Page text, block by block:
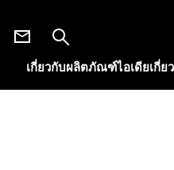
เกี่ยวกับผลิตภัณฑ์ไอเดียเกี่ย